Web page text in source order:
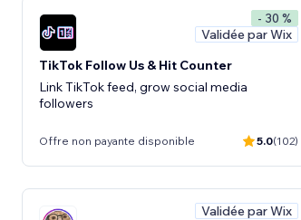
- 30 %
Validée par Wix
TikTok Follow Us & Hit Counter
Link TikTok feed, grow social media
followers
Offre non payante disponible 5.0(102)
Validée par Wix